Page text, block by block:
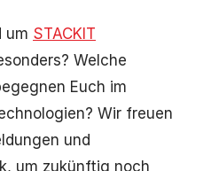
um STACKIT
Welche
Euch im
Wir freuen
und
um zukünftig noch